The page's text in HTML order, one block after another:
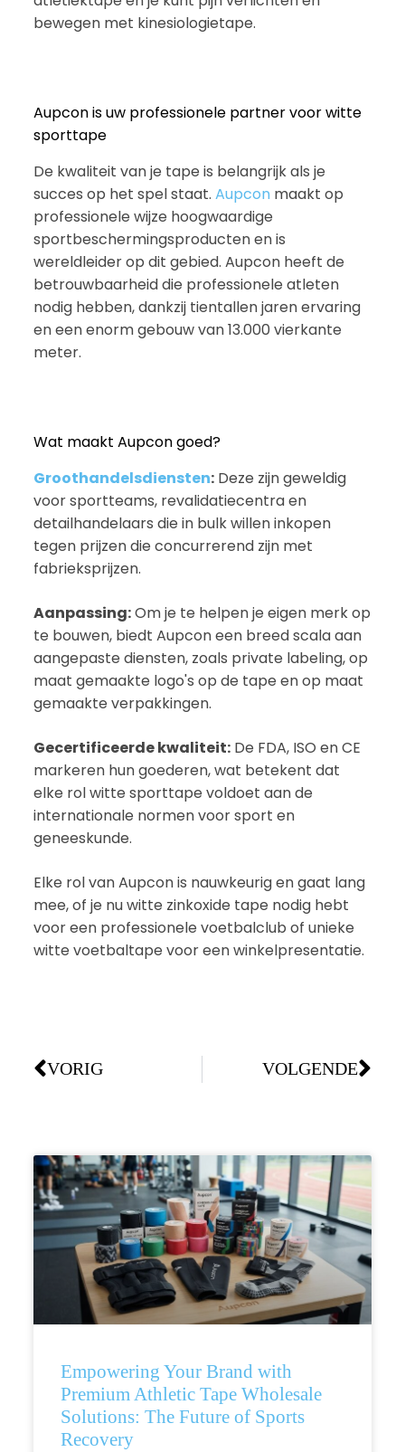
bewegen met kinesiologietape.
Aupcon is uw professionele partner voor witte
sporttape
De kwaliteit van je tape is belangrijk als je
succes op het spel staat. Aupcon maakt op
professionele wijze hoogwaardige
sportbeschermingsproducten en is
wereldleider op dit gebied. Aupcon heeft de
betrouwbaarheid die professionele atleten
nodig hebben, dankzij tientallen jaren ervaring
en een enorm gebouw van 13.000 vierkante
meter.
Wat maakt Aupcon goed?
Groothandelsdiensten:Deze zijn geweldig
voor sportteams, revalidatiecentra en
detailhandelaars die in bulk willen inkopen
tegen prijzen die concurrerend zijn met
fabrieksprijzen.
Aanpassing:Om je te helpen je eigen merk op
te bouwen, biedt Aupcon een breed scala aan
aangepaste diensten, zoals private labeling, op
maat gemaakte logo's op de tape en op maat
gemaakte verpakkingen.
Gecertificeerde kwaliteit:De FDA, ISO en CE
markeren hun goederen, wat betekent dat
elke rol witte sporttape voldoet aan de
internationale normen voor sport en
geneeskunde.
Elke rol van Aupcon is nauwkeurig en gaat lang
mee, of je nu witte zinkoxide tape nodig hebt
voor een professionele voetbalclub of unieke
witte voetbaltape voor een winkelpresentatie.
VORIG VOLGENDE
Empowering Your Brand with
Premium Athletic Tape Wholesale
Solutions: The Future of Sports
Recovery